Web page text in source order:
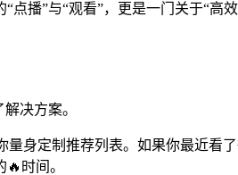
播”与“观看”，更是一门关于“高
决方案。
身定制推荐列表。如果你最近看
时间。